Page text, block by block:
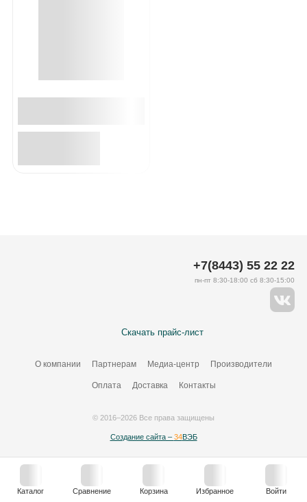
Скачать прайс-лист
О компании Партнерам Медиа-центр Производители
Оплата Доставка Контакты
+7(8443) 55 22 22
пн-пт 8:30-18:00 сб 8:30-15:00
© 2016–2026 Все права защищены
Создание сайта – 34ВЭБ
Каталог Сравнение Корзина Избранное Войти